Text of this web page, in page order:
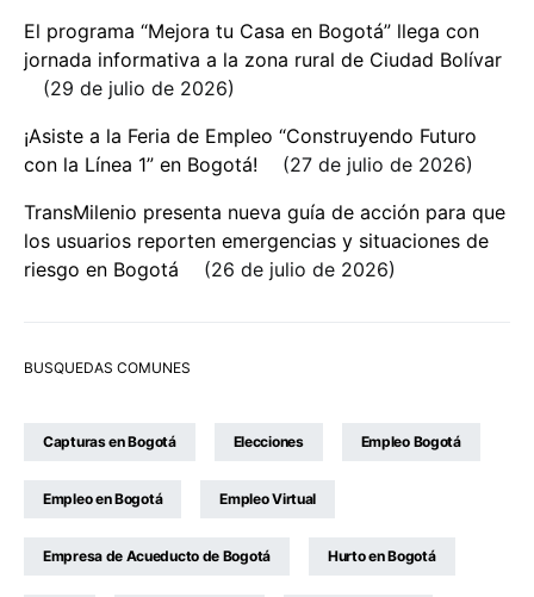
El programa “Mejora tu Casa en Bogotá” llega con
jornada informativa a la zona rural de Ciudad Bolívar
29 de julio de 2026
¡Asiste a la Feria de Empleo “Construyendo Futuro
con la Línea 1” en Bogotá!
27 de julio de 2026
TransMilenio presenta nueva guía de acción para que
los usuarios reporten emergencias y situaciones de
riesgo en Bogotá
26 de julio de 2026
BUSQUEDAS COMUNES
Capturas en Bogotá Elecciones Empleo Bogotá
Empleo en Bogotá Empleo Virtual
Empresa de Acueducto de Bogotá Hurto en Bogotá